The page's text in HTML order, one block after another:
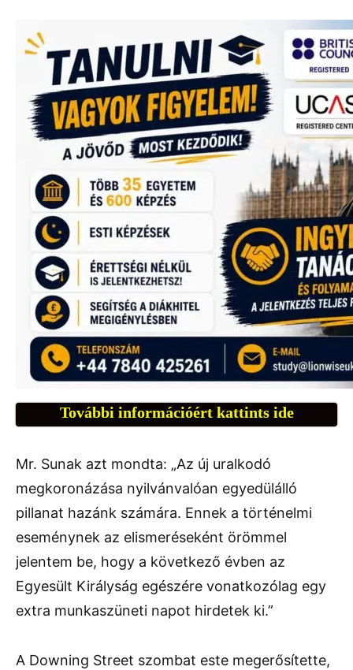
További információért kattints ide
Mr. Sunak azt mondta: „Az új uralkodó
megkoronázása nyilvánvalóan egyedülálló
pillanat hazánk számára. Ennek a történelmi
eseménynek az elismeréseként örömmel
jelentem be, hogy a következő évben az
Egyesült Királyság egészére vonatkozólag egy
extra munkaszüneti napot hirdetek ki.”
A Downing Street szombat este megerősítette,